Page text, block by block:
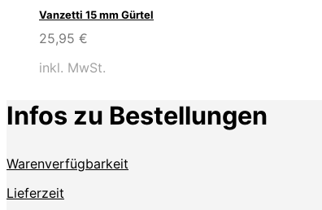
Vanzetti 15 mm Gürtel
25,95 €
inkl. MwSt.
Infos zu Bestellungen
Warenverfügbarkeit
Lieferzeit